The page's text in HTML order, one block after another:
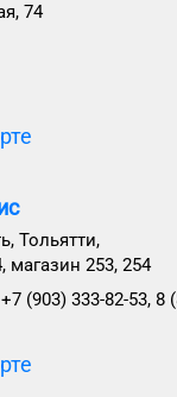
74
Тольятти,
магазин 253, 254
(903) 333-82-53, 8